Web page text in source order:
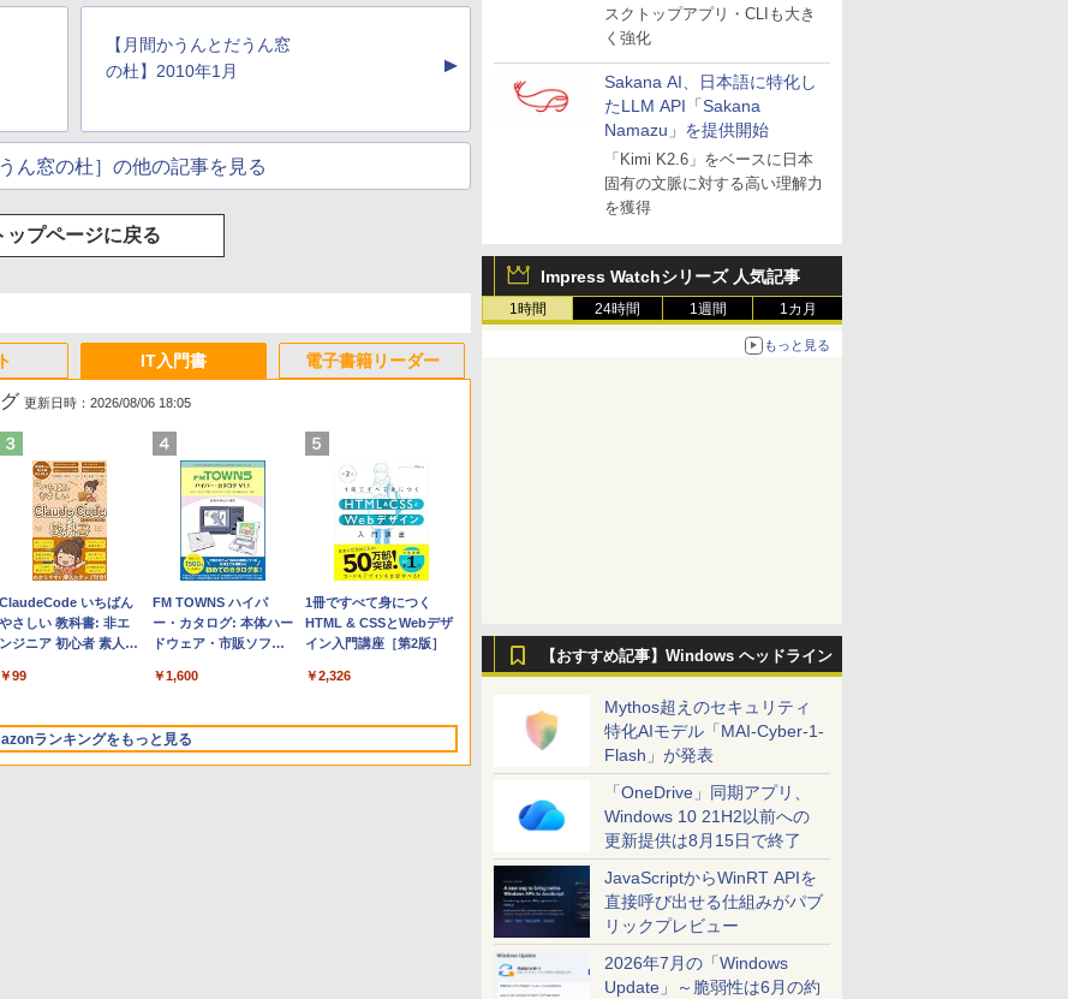
スクトップアプリ・CLIも大き
く強化
Sakana AI、日本語に特化し
たLLM API「Sakana
Namazu」を提供開始
「Kimi K2.6」をベースに日本
固有の文脈に対する高い理解力
を獲得
Impress Watchシリーズ 人気記事
1時間 24時間 1週間 1カ月
もっと見る
【おすすめ記事】Windows ヘッドライン
Mythos超えのセキュリティ
特化AIモデル「MAI-Cyber-1-
Flash」が発表
「OneDrive」同期アプリ、
Windows 10 21H2以前への
更新提供は8月15日で終了
JavaScriptからWinRT APIを
直接呼び出せる仕組みがパブ
リックプレビュー
2026年7月の「Windows
Update」～脆弱性は6月の約
【月間かうんとだうん窓
の杜】2010年1月
▲
ん窓の杜］の他の記事を見る
ップページに戻る
Apple 2026 MacBook
Air M5チップ搭載13イ
ンチノートブック：AI
13.6インチLiquid
24GBユニファイドメモ
リ、1TB SSDストレー
ジ、12MPセンターフレ
￥314,800
【Amazon.co.jp限定】
HP ノートパソコン 15-
fd 15.6インチ 16GBメ
テル Core 5
￥129,800
FMV ノートパソコン
WE1-K3 (MS 365
Personal/Copilotキー搭
i5/16GB/SSD 512GB/ホ
FMVWK3E15W_AZ
￥119,800
Robloxギフトカード -
2,000 Robux 【限定バ
ーチャルアイテムを含
ムコード】 ロブロック
版
￥3,200
Robloxギフトカード -
1000 Robux 【限定バ
ーチャルアイテムを含
ムコード】 ロブロック
￥1,600
Microsoft Office Home
2024(最新 永続版)|オンラ
インコード
対応|PC2台
￥37,224
IT入門書
更新日時：2026/08/06 18:05
ClaudeCode いちばん
やさしい 教科書: 非エ
ンジニア 初心者 素人
アル AI副業にもコンテ
版にも！ 非エンジニア
のためのAIコーディン
グ入門シリーズ
￥99
FM TOWNS ハイパ
ー・カタログ: 本体ハー
ドウェア・市販ソフト
リストと最新エミュレ
￥1,600
1冊ですべて身につく
HTML & CSSとWebデザ
イン入門講座［第2版］
￥2,326
ランキングをもっと見る
電子書籍リーダー